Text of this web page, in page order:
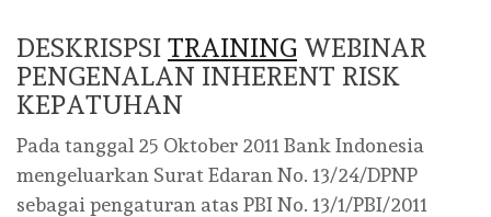
DESKRISPSI TRAINING WEBINAR
PENGENALAN INHERENT RISK
KEPATUHAN
Pada tanggal 25 Oktober 2011 Bank Indonesia
mengeluarkan Surat Edaran No. 13/24/DPNP
sebagai pengaturan atas PBI No. 13/1/PBI/2011